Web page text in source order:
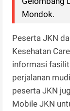
Mondok.
Peserta JKN
Kesehatan
informasi
perjalanan
peserta JKN
Mobile JKN